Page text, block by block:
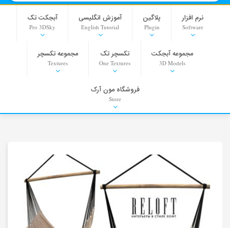
نرم افزار
Software
پلاگین
Plugin
آموزش انگلیسی
English Tutorial
آبجکت تک
Pro 3DSky
مجموعه آبجکت
3D Models
تکسچر تک
One Textures
مجموعه تکسچر
Textures
PNG-PSD
فروشگاه مون آرک
Store